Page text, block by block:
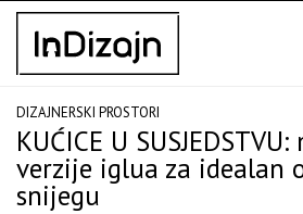
Skip
content
DIZAJNERSKI PROSTORI
KUĆICE U
verzije iglua za idealan
snijegu